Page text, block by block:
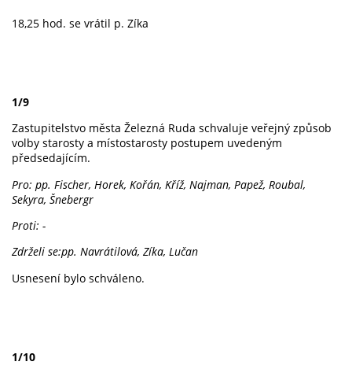
18,25 hod. se vrátil p. Zíka
1/9
Zastupitelstvo města Železná Ruda schvaluje veřejný způsob
volby starosty a místostarosty postupem uvedeným
předsedajícím.
Pro: pp. Fischer, Horek, Kořán, Kříž, Najman, Papež, Roubal,
Sekyra, Šnebergr
Proti: -
Zdrželi se:pp. Navrátilová, Zíka, Lučan
Usnesení bylo schváleno.
1/10